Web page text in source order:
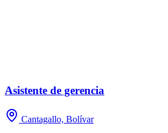
Asistente de gerencia
Cantagallo, Bolívar